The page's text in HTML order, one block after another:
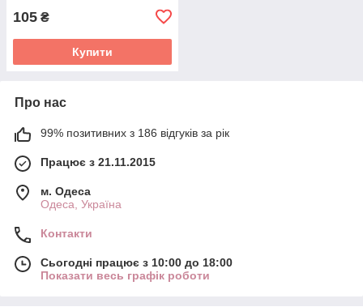
105 ₴
Купити
Про нас
99% позитивних з 186 відгуків за рік
Працює з 21.11.2015
м. Одеса
Одеса, Україна
Контакти
Сьогодні працює з 10:00 до 18:00
Показати весь графік роботи